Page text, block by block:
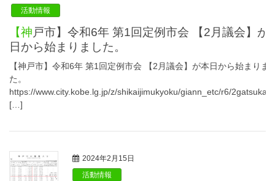
活動情報
【神戸市】令和6年 第1回定例市会 【2月議会】が本
日から始まりました。
【神戸市】令和6年 第1回定例市会 【2月議会】が本日から始まりま
た。
https://www.city.kobe.lg.jp/z/shikaijimukyoku/giann_etc/r6/
[…]
2024年2月15日
活動情報